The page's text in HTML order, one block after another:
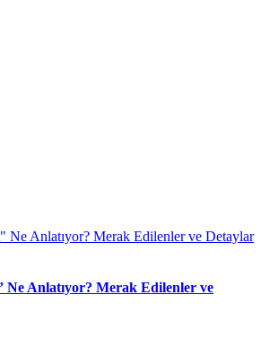
Ne Anlatıyor? Merak Edilenler ve